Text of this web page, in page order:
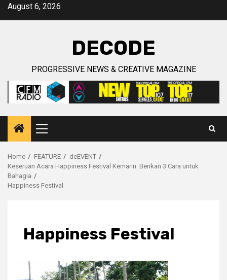
SkipAugust 6, 2026
DECODE
PROGRESSIVE NEWS & CREATIVE MAGAZINE
Primary
Menu
Home FEATURE
deEVENT
Keseruan Acara Happiness Festival Kemarin: Berikan 3 Cara untuk
Bahagia
Happiness Festival
Happiness Festival